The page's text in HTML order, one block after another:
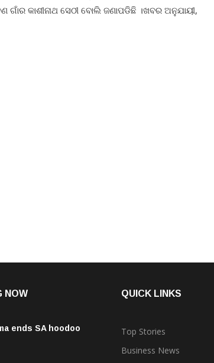
ଗାଁର କାଶୀନାଥ ସେଠୀ ବୋଲି ଜଣାପଡିଛି ।ଖବର ଅନୁଯାୟୀ,
NOW
ends SA hoodoo
QUICK LINKS
Top Stories
Business News